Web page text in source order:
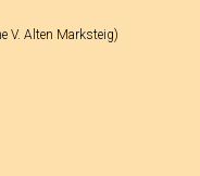
V. Alten Marksteig)